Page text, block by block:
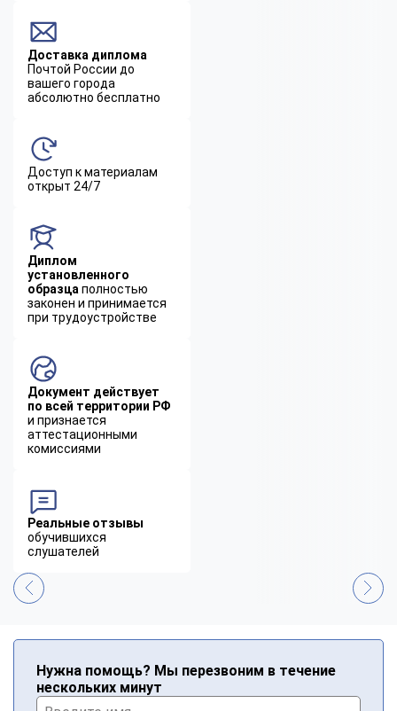
Доставка диплома
Почтой России до
вашего города
абсолютно бесплатно
Доступ к материалам
открыт 24/7
Диплом
установленного
образца полностью
законен и принимается
при трудоустройстве
Документ действует
по всей территории РФ
и признается
аттестационными
комиссиями
Реальные отзывы
обучившихся
слушателей
Нужна помощь? Мы перезвоним в течение
нескольких минут